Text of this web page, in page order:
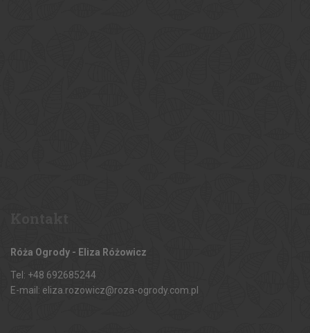
Róża Ogrody - Eliza Różowicz
Tel: +48 692685244
E-mail: eliza.rozowicz@roza-ogrody.com.pl